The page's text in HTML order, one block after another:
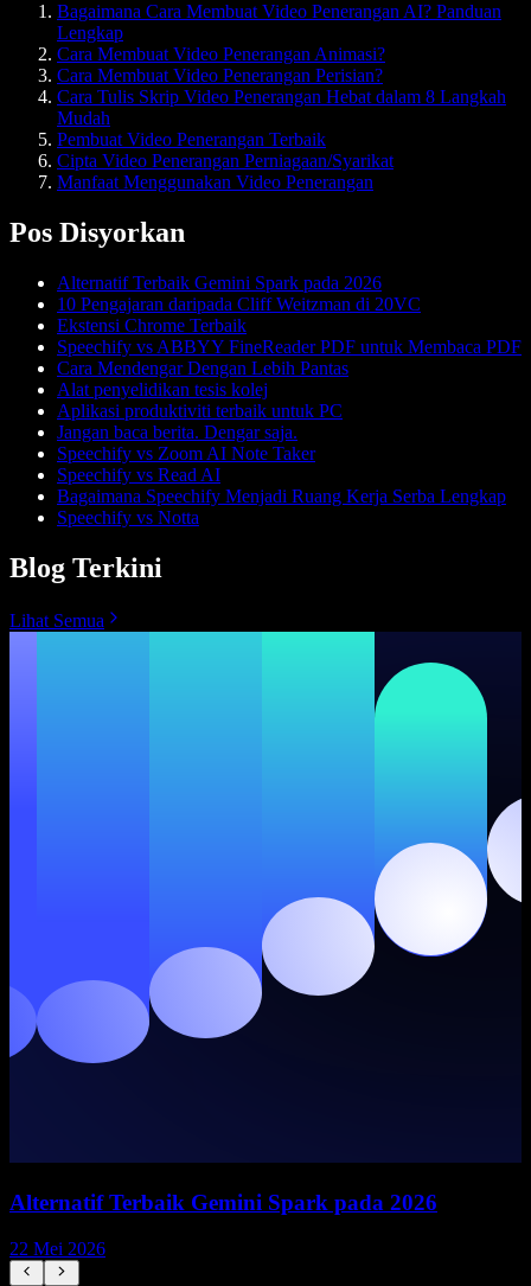
Bagaimana Cara Membuat Video Penerangan AI? Panduan
Lengkap
Cara Membuat Video Penerangan Animasi?
Cara Membuat Video Penerangan Perisian?
Cara Tulis Skrip Video Penerangan Hebat dalam 8 Langkah
Mudah
Pembuat Video Penerangan Terbaik
Cipta Video Penerangan Perniagaan/Syarikat
Manfaat Menggunakan Video Penerangan
Pos Disyorkan
Alternatif Terbaik Gemini Spark pada 2026
10 Pengajaran daripada Cliff Weitzman di 20VC
Ekstensi Chrome Terbaik
Speechify vs ABBYY FineReader PDF untuk Membaca PDF
Cara Mendengar Dengan Lebih Pantas
Alat penyelidikan tesis kolej
Aplikasi produktiviti terbaik untuk PC
Jangan baca berita. Dengar saja.
Speechify vs Zoom AI Note Taker
Speechify vs Read AI
Bagaimana Speechify Menjadi Ruang Kerja Serba Lengkap
Speechify vs Notta
Blog Terkini
Lihat Semua
Alternatif Terbaik Gemini Spark pada 2026
22 Mei 2026